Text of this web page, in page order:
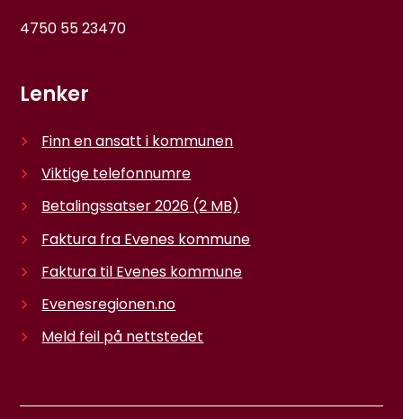
4750 55 23470
Lenker
Finn en ansatt i kommunen
Viktige telefonnumre
Betalingssatser 2026 (2 MB)
Faktura fra Evenes kommune
Faktura til Evenes kommune
Evenesregionen.no
Meld feil på nettstedet